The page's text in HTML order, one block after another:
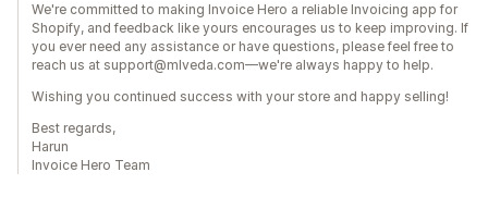
We're committed to making Invoice Hero a reliable Invoicing app for
Shopify, and feedback like yours encourages us to keep improving. If
you ever need any assistance or have questions, please feel free to
reach us at support@mlveda.com—we're always happy to help.
Wishing you continued success with your store and happy selling!
Best regards,
Harun
Invoice Hero Team